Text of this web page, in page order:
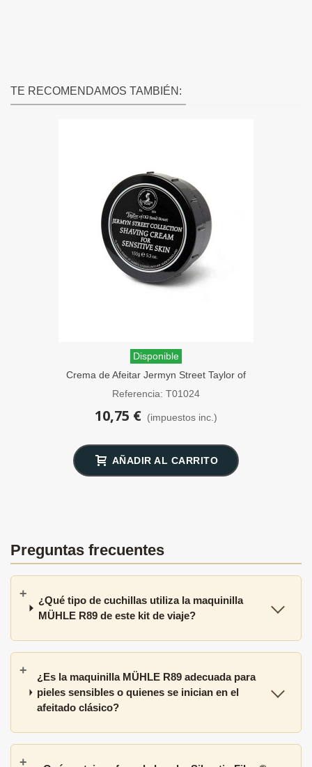
TE RECOMENDAMOS TAMBIÉN:
Disponible
Crema de Afeitar Jermyn Street Taylor of
Old Bond Street 60g
Referencia: T01024
10,75 € (impuestos inc.)
AÑADIR AL CARRITO
Preguntas frecuentes
¿Qué tipo de cuchillas utiliza la maquinilla
MÜHLE R89 de este kit de viaje?
¿Es la maquinilla MÜHLE R89 adecuada para
pieles sensibles o quienes se inician en el
afeitado clásico?